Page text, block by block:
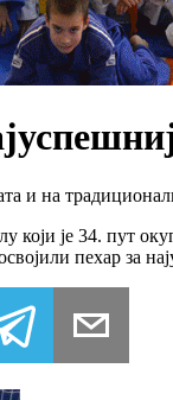
и на
је 34. пут
пехар за